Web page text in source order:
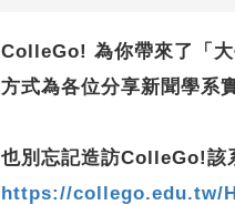
ColleGo! 為你帶來了「大
方式為各位分享新聞學系
也別忘記造訪ColleGo!該
https://collego.edu.tw/